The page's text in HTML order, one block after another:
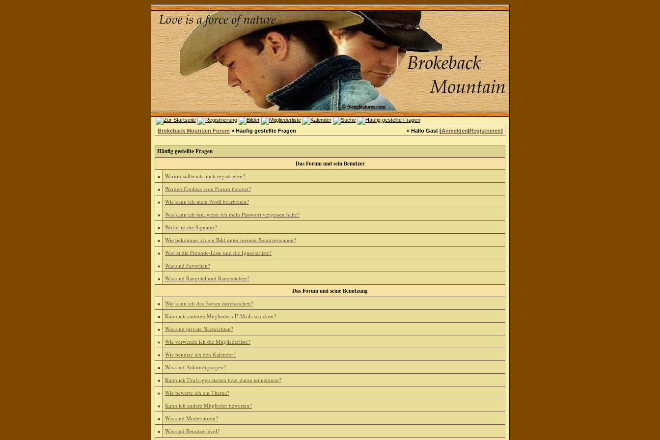
Brokeback Mountain Forum » Häufig gestellte Fragen » Hallo Gast [Anmelden|Registrieren]
Häufig gestellte Fragen
Das Forum und sein Benutzer
»
Warum sollte ich mich registrieren?
» Werden Cookies vom Forum benutzt?
» Wie kann ich mein Profil bearbeiten?
» Was kann ich tun, wenn ich mein Passwort vergessen habe?
» Wofür ist die Signatur?
» Wie bekomme ich ein Bild unter meinen Benutzernamen?
» Was ist die Freunde-Liste und die Ignorierliste?
» Was sind Favoriten?
» Was sind Rangtitel und Rangzeichen?
Das Forum und seine Benutzung
»
Wie kann ich das Forum durchsuchen?
» Kann ich anderen Mitgliedern E-Mails schicken?
» Was sind private Nachrichten?
» Wie verwende ich die Mitgliederliste?
» Wie benutze ich den Kalender?
» Was sind Ankündigungen?
» Kann ich Umfragen starten bzw. daran teilnehmen?
» Wie bewerte ich ein Thema?
» Kann ich andere Mitglieder bewerten?
» Was sind Moderatoren?
» Was sind Benutzerlevel?